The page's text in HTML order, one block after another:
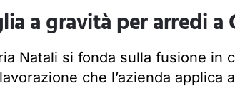
a gravità per arredi a
Natali si fonda sulla fusione in
che l’azienda applica